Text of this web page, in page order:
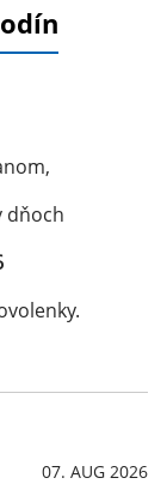
dňoch
07. AUG 2026